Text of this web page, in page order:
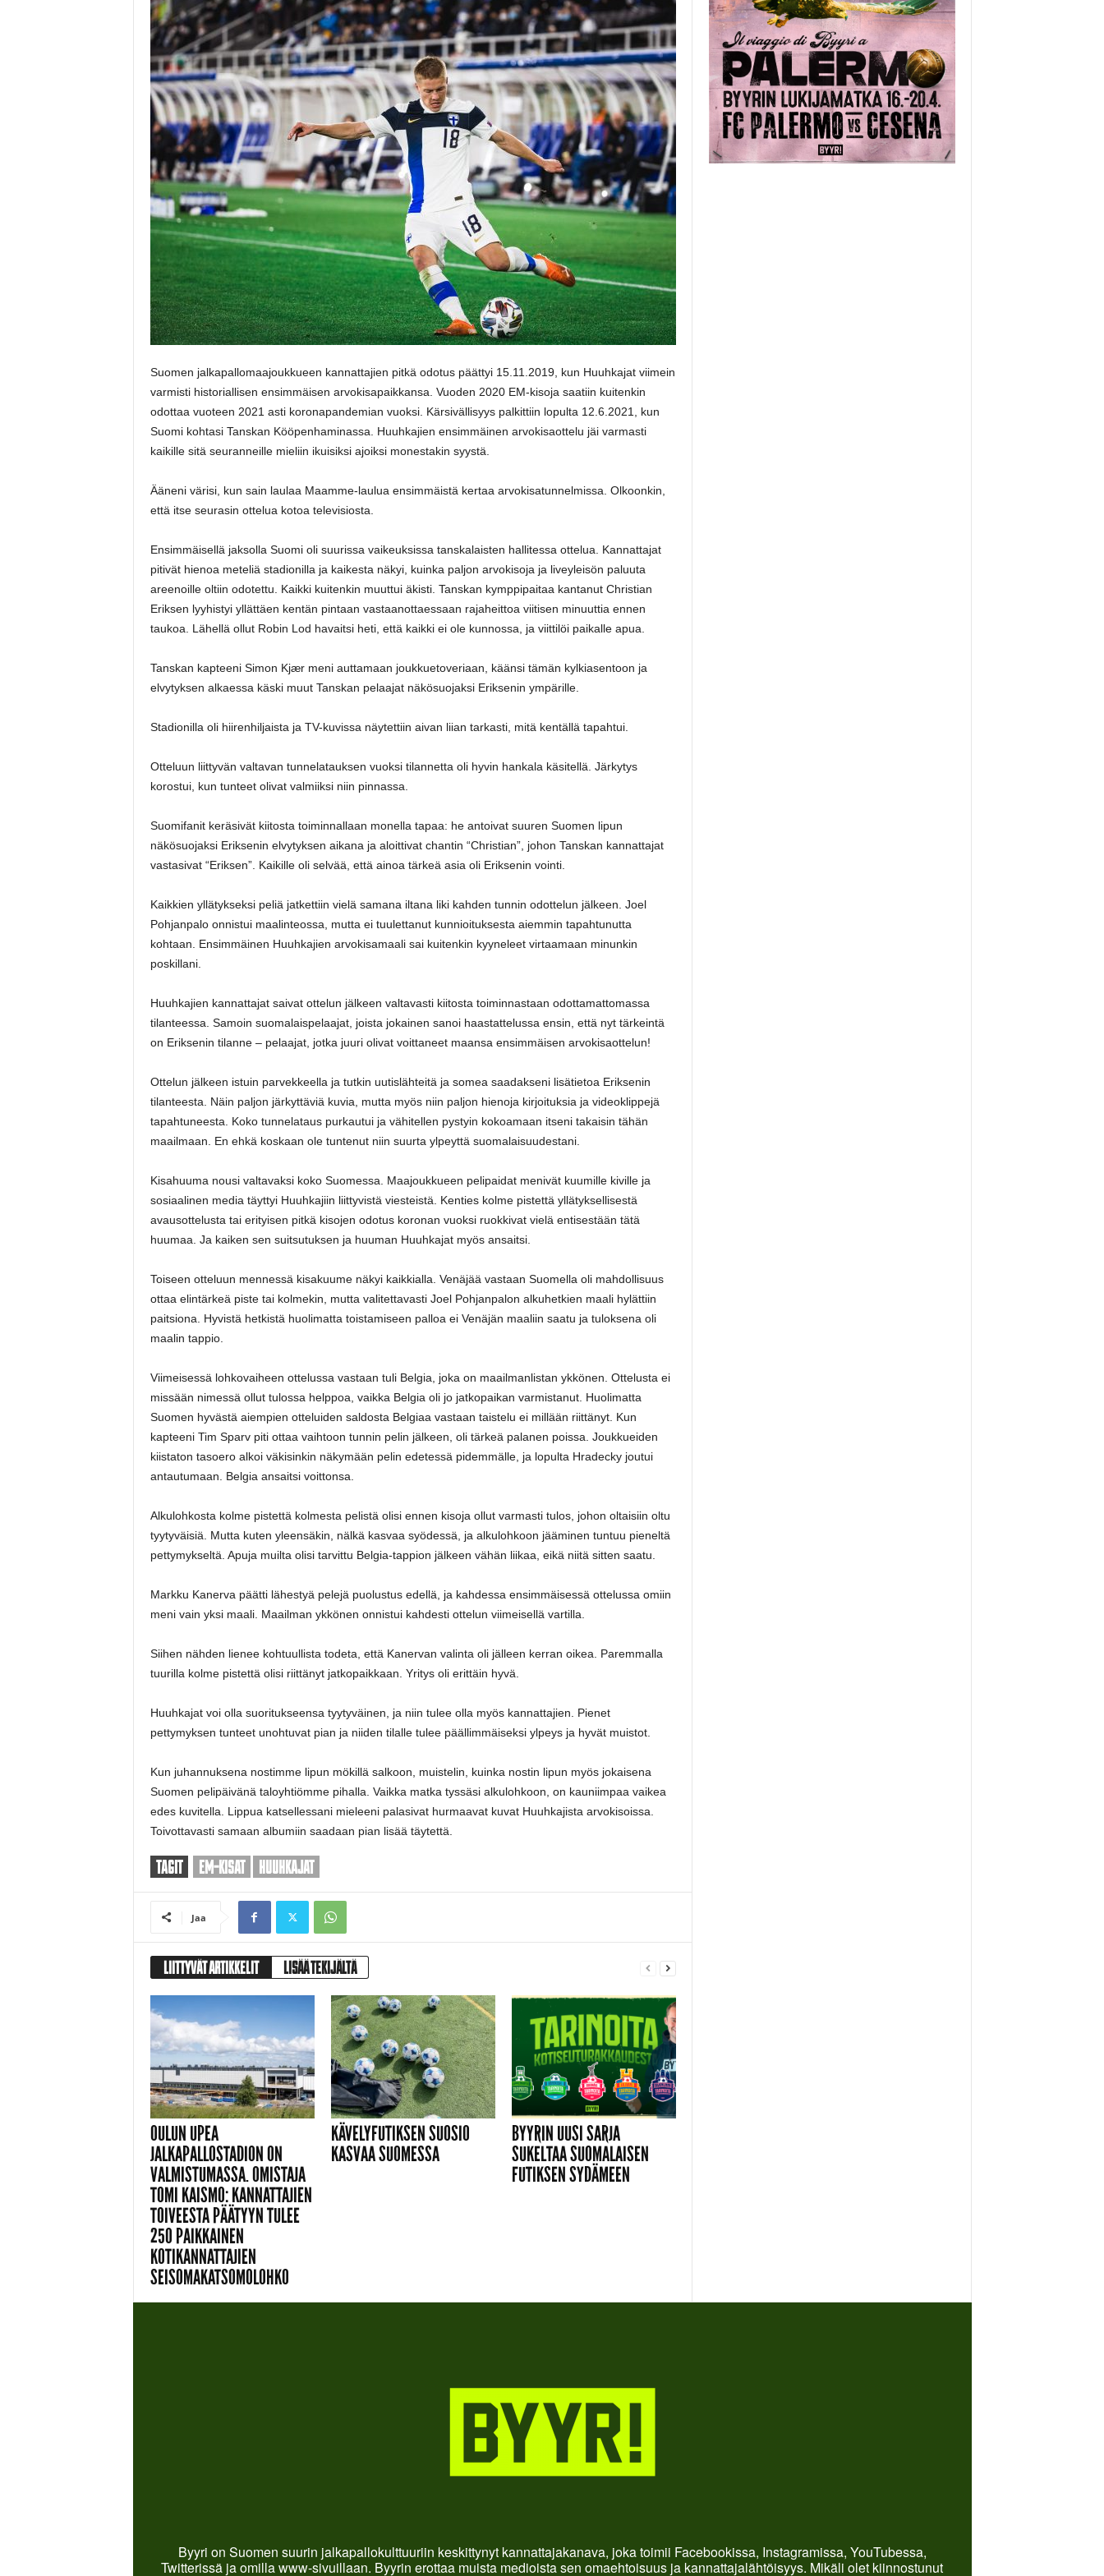
Suomen jalkapallomaajoukkueen kannattajien pitkä odotus päättyi 15.11.2019, kun Huuhkajat viimein
varmisti historiallisen ensimmäisen arvokisapaikkansa. Vuoden 2020 EM-kisoja saatiin kuitenkin
odottaa vuoteen 2021 asti koronapandemian vuoksi. Kärsivällisyys palkittiin lopulta 12.6.2021, kun
Suomi kohtasi Tanskan Kööpenhaminassa. Huuhkajien ensimmäinen arvokisaottelu jäi varmasti
kaikille sitä seuranneille mieliin ikuisiksi ajoiksi monestakin syystä.
Ääneni värisi, kun sain laulaa Maamme-laulua ensimmäistä kertaa arvokisatunnelmissa. Olkoonkin,
että itse seurasin ottelua kotoa televisiosta.
Ensimmäisellä jaksolla Suomi oli suurissa vaikeuksissa tanskalaisten hallitessa ottelua. Kannattajat
pitivät hienoa meteliä stadionilla ja kaikesta näkyi, kuinka paljon arvokisoja ja liveyleisön paluuta
areenoille oltiin odotettu. Kaikki kuitenkin muuttui äkisti. Tanskan kymppipaitaa kantanut Christian
Eriksen lyyhistyi yllättäen kentän pintaan vastaanottaessaan rajaheittoa viitisen minuuttia ennen
taukoa. Lähellä ollut Robin Lod havaitsi heti, että kaikki ei ole kunnossa, ja viittilöi paikalle apua.
Tanskan kapteeni Simon Kjær meni auttamaan joukkuetoveriaan, käänsi tämän kylkiasentoon ja
elvytyksen alkaessa käski muut Tanskan pelaajat näkösuojaksi Eriksenin ympärille.
Stadionilla oli hiirenhiljaista ja TV-kuvissa näytettiin aivan liian tarkasti, mitä kentällä tapahtui.
Otteluun liittyvän valtavan tunnelatauksen vuoksi tilannetta oli hyvin hankala käsitellä. Järkytys
korostui, kun tunteet olivat valmiiksi niin pinnassa.
Suomifanit keräsivät kiitosta toiminnallaan monella tapaa: he antoivat suuren Suomen lipun
näkösuojaksi Eriksenin elvytyksen aikana ja aloittivat chantin “Christian”, johon Tanskan kannattajat
vastasivat “Eriksen”. Kaikille oli selvää, että ainoa tärkeä asia oli Eriksenin vointi.
Kaikkien yllätykseksi peliä jatkettiin vielä samana iltana liki kahden tunnin odottelun jälkeen. Joel
Pohjanpalo onnistui maalinteossa, mutta ei tuulettanut kunnioituksesta aiemmin tapahtunutta
kohtaan. Ensimmäinen Huuhkajien arvokisamaali sai kuitenkin kyyneleet virtaamaan minunkin
poskillani.
Huuhkajien kannattajat saivat ottelun jälkeen valtavasti kiitosta toiminnastaan odottamattomassa
tilanteessa. Samoin suomalaispelaajat, joista jokainen sanoi haastattelussa ensin, että nyt tärkeintä
on Eriksenin tilanne – pelaajat, jotka juuri olivat voittaneet maansa ensimmäisen arvokisaottelun!
Ottelun jälkeen istuin parvekkeella ja tutkin uutislähteitä ja somea saadakseni lisätietoa Eriksenin
tilanteesta. Näin paljon järkyttäviä kuvia, mutta myös niin paljon hienoja kirjoituksia ja videoklippejä
tapahtuneesta. Koko tunnelataus purkautui ja vähitellen pystyin kokoamaan itseni takaisin tähän
maailmaan. En ehkä koskaan ole tuntenut niin suurta ylpeyttä suomalaisuudestani.
Kisahuuma nousi valtavaksi koko Suomessa. Maajoukkueen pelipaidat menivät kuumille kiville ja
sosiaalinen media täyttyi Huuhkajiin liittyvistä viesteistä. Kenties kolme pistettä yllätyksellisestä
avausottelusta tai erityisen pitkä kisojen odotus koronan vuoksi ruokkivat vielä entisestään tätä
huumaa. Ja kaiken sen suitsutuksen ja huuman Huuhkajat myös ansaitsi.
Toiseen otteluun mennessä kisakuume näkyi kaikkialla. Venäjää vastaan Suomella oli mahdollisuus
ottaa elintärkeä piste tai kolmekin, mutta valitettavasti Joel Pohjanpalon alkuhetkien maali hylättiin
paitsiona. Hyvistä hetkistä huolimatta toistamiseen palloa ei Venäjän maaliin saatu ja tuloksena oli
maalin tappio.
Viimeisessä lohkovaiheen ottelussa vastaan tuli Belgia, joka on maailmanlistan ykkönen. Ottelusta ei
missään nimessä ollut tulossa helppoa, vaikka Belgia oli jo jatkopaikan varmistanut. Huolimatta
Suomen hyvästä aiempien otteluiden saldosta Belgiaa vastaan taistelu ei millään riittänyt. Kun
kapteeni Tim Sparv piti ottaa vaihtoon tunnin pelin jälkeen, oli tärkeä palanen poissa. Joukkueiden
kiistaton tasoero alkoi väkisinkin näkymään pelin edetessä pidemmälle, ja lopulta Hradecky joutui
antautumaan. Belgia ansaitsi voittonsa.
Alkulohkosta kolme pistettä kolmesta pelistä olisi ennen kisoja ollut varmasti tulos, johon oltaisiin oltu
tyytyväisiä. Mutta kuten yleensäkin, nälkä kasvaa syödessä, ja alkulohkoon jääminen tuntuu pieneltä
pettymykseltä. Apuja muilta olisi tarvittu Belgia-tappion jälkeen vähän liikaa, eikä niitä sitten saatu.
Markku Kanerva päätti lähestyä pelejä puolustus edellä, ja kahdessa ensimmäisessä ottelussa omiin
meni vain yksi maali. Maailman ykkönen onnistui kahdesti ottelun viimeisellä vartilla.
Siihen nähden lienee kohtuullista todeta, että Kanervan valinta oli jälleen kerran oikea. Paremmalla
tuurilla kolme pistettä olisi riittänyt jatkopaikkaan. Yritys oli erittäin hyvä.
Huuhkajat voi olla suoritukseensa tyytyväinen, ja niin tulee olla myös kannattajien. Pienet
pettymyksen tunteet unohtuvat pian ja niiden tilalle tulee päällimmäiseksi ylpeys ja hyvät muistot.
Kun juhannuksena nostimme lipun mökillä salkoon, muistelin, kuinka nostin lipun myös jokaisena
Suomen pelipäivänä taloyhtiömme pihalla. Vaikka matka tyssäsi alkulohkoon, on kauniimpaa vaikea
edes kuvitella. Lippua katsellessani mieleeni palasivat hurmaavat kuvat Huuhkajista arvokisoissa.
Toivottavasti samaan albumiin saadaan pian lisää täytettä.
TAGIT EM-KISAT HUUHKAJAT
Jaa
LIITTYVÄT ARTIKKELIT LISÄÄ TEKIJÄLTÄ
OULUN UPEA
JALKAPALLOSTADION ON
VALMISTUMASSA. OMISTAJA
TOMI KAISMO: KANNATTAJIEN
TOIVEESTA PÄÄTYYN TULEE
250 PAIKKAINEN
KOTIKANNATTAJIEN
SEISOMAKATSOMOLOHKO
KÄVELYFUTIKSEN SUOSIO
KASVAA SUOMESSA
BYYRIN UUSI SARJA
SUKELTAA SUOMALAISEN
FUTIKSEN SYDÄMEEN
Byyri on Suomen suurin jalkapallokulttuuriin keskittynyt kannattajakanava, joka toimii Facebookissa, Instagramissa, YouTubessa,
Twitterissä ja omilla www-sivuillaan. Byyrin erottaa muista medioista sen omaehtoisuus ja kannattajalähtöisyys. Mikäli olet kiinnostunut